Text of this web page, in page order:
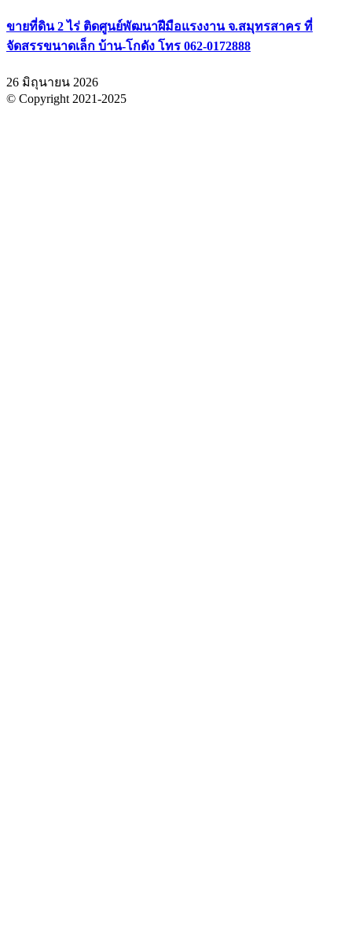
ขายที่ดิน 2 ไร่ ติดศูนย์พัฒนาฝีมือแรงงาน จ.สมุทรสาคร ที่
จัดสรรขนาดเล็ก บ้าน-โกดัง โทร 062-0172888
26 มิถุนายน 2026
© Copyright 2021-2025